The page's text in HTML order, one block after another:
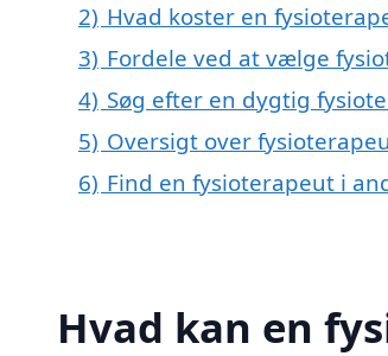
2) Hvad koster en
3) Fordele ved at vælge
4) Søg efter en dygtig
5) Oversigt over
6) Find en fysioterapeut i
Hvad kan en